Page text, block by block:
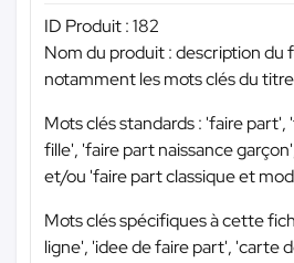
ID Produit : 182
Nom du produit : description du
notamment les mots clés du
Mots clés standards : 'faire part',
fille', 'faire part naissance
et/ou 'faire part classique et
Mots clés spécifiques à cette
ligne', 'idee de faire part', 'carte